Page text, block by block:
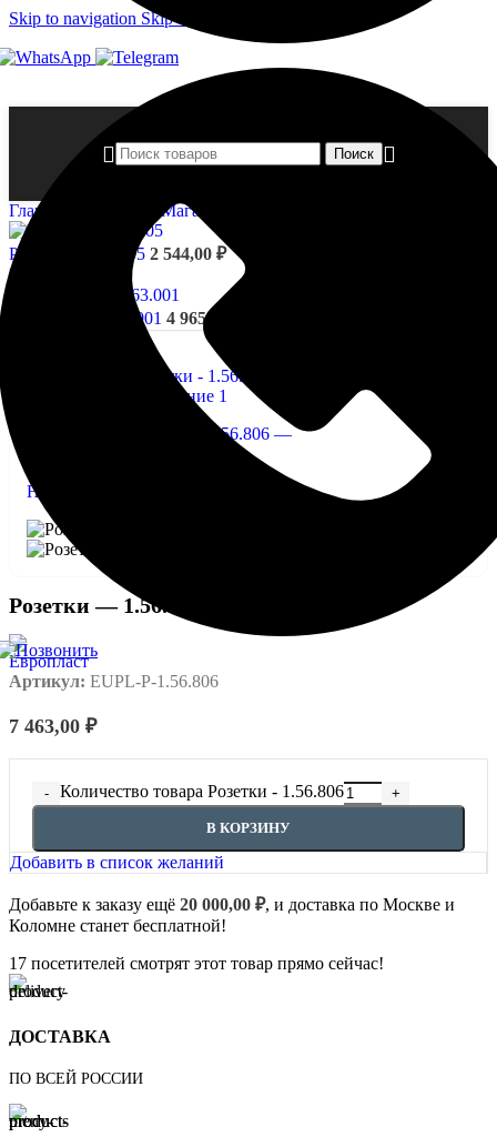
Skip to navigation Skip to main content
Поиск
Главная страница Магазин
Розетки - 1.56.805 2 544,00 ₽
Назад к товарам
Сандрики - 1.63.001 4 965,00
Нажмите, чтобы увеличить
Розетки — 1.56.806
Артикул: EUPL-P-1.56.806
7 463,00 ₽
Количество товара Розетки - 1.56.806
В КОРЗИНУ
Добавить в список желаний
Добавьте к заказу ещё 20 000,00 ₽, и доставка по Москве и
Коломне станет бесплатной!
17 посетителей смотрят этот товар прямо сейчас!
ДОСТАВКА
ПО ВСЕЙ РОССИИ